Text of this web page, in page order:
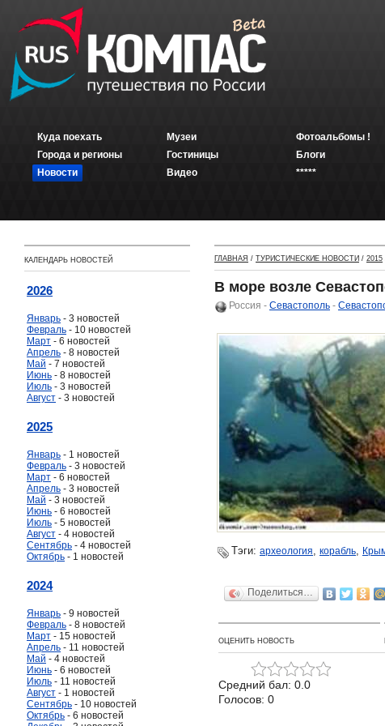
Куда поехать
Города и регионы
Новости
Музеи
Гостиницы
Видео
Фотоальбомы !
Блоги
*****
КАЛЕНДАРЬ НОВОСТЕЙ
2026
Январь - 3 новостей
Февраль - 10 новостей
Март - 6 новостей
Апрель - 8 новостей
Май - 7 новостей
Июнь - 8 новостей
Июль - 3 новостей
Август - 3 новостей
2025
Январь - 1 новостей
Февраль - 3 новостей
Март - 6 новостей
Апрель - 3 новостей
Май - 3 новостей
Июнь - 6 новостей
Июль - 5 новостей
Август - 4 новостей
Сентябрь - 4 новостей
Октябрь - 1 новостей
2024
Январь - 9 новостей
Февраль - 8 новостей
Март - 15 новостей
Апрель - 11 новостей
Май - 4 новостей
Июнь - 6 новостей
Июль - 11 новостей
Август - 1 новостей
Сентябрь - 10 новостей
Октябрь - 6 новостей
ГЛАВНАЯ / ТУРИСТИЧЕСКИЕ НОВОСТИ / 2015
В море возле
Россия - Севастополь -
Тэги: археология, корабль,
Поделиться…
ОЦЕНИТЬ НОВОСТЬ
Средний бал: 0.0
Голосов: 0